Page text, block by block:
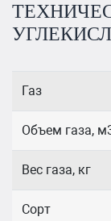
Газ
Объем газа,
Вес газа, кг
Сорт